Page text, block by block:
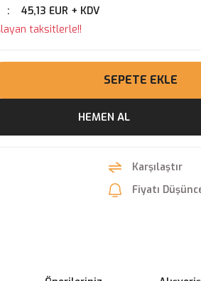
45,13 EUR + KDV
taksitlerle!!
SEPETE EKLE
HEMEN AL
Karşılaştır
Fiyatı